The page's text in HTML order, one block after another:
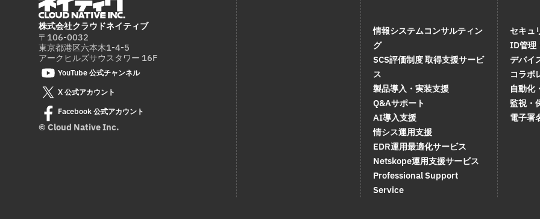
株式会社クラウドネイティブ
〒106-0032
東京都港区六本木1-4-5
アークヒルズサウスタワー 16F
YouTube 公式チャンネル
X 公式アカウント
Facebook 公式アカウント
© Cloud Native Inc.
情報システムコンサルティン
グ
SCS評価制度 取得支援サービ
ス
製品導入・実装支援
Q&Aサポート
AI導入支援
情シス運用支援
EDR運用最適化サービス
Netskope運用支援サービス
Professional Support
Service
セキュ
ID管理
デバイ
コラボ
自動化
監視・
電子署